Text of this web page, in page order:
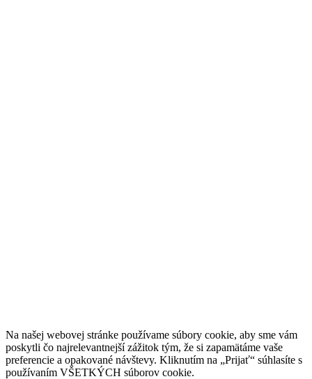
Na našej webovej stránke používame súbory cookie, aby sme vám
poskytli čo najrelevantnejší zážitok tým, že si zapamätáme vaše
preferencie a opakované návštevy. Kliknutím na „Prijať“ súhlasíte s
používaním VŠETKÝCH súborov cookie.